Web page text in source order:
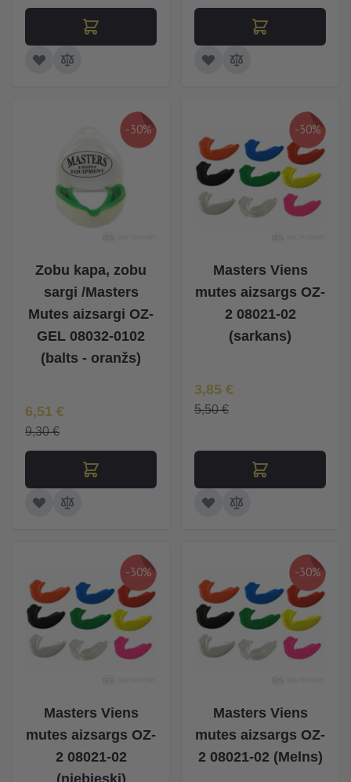
-30%
Zobu kapa, zobu
sargi /Masters
Mutes aizsargi OZ-
GEL 08032-0102
(balts - oranžs)
Īpaša Cena
6,51 €
9,30 €
-30%
Masters Viens
mutes aizsargs OZ-
2 08021-02
(sarkans)
Īpaša Cena
3,85 €
5,50 €
-30%
Masters Viens
mutes aizsargs OZ-
2 08021-02
-30%
Masters Viens
mutes aizsargs OZ-
2 08021-02 (Melns)